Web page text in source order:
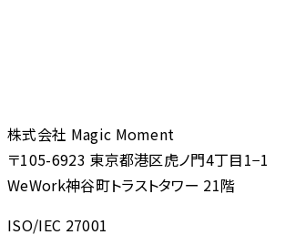
株式会社 Magic Moment
〒105-6923 東京都港区虎ノ門4丁目1−1
WeWork神谷町トラストタワー 21階
ISO/IEC 27001